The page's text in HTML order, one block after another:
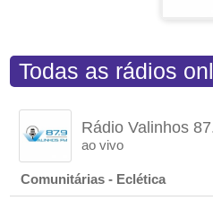
Todas as rádios
Rádio Valinhos
ao vivo
Comunitárias - Eclética